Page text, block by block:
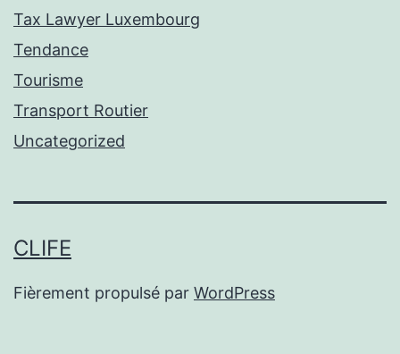
Tax Lawyer Luxembourg
Tendance
Tourisme
Transport Routier
Uncategorized
CLIFE
Fièrement propulsé par WordPress